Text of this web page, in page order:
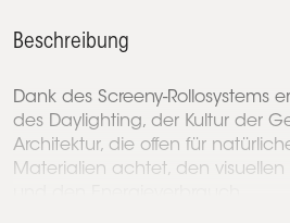
Beschreibung
Dank des Screeny-Rollosystems
des Daylighting, der Kultur der
Architektur, die offen für
Materialien achtet, den visuellen